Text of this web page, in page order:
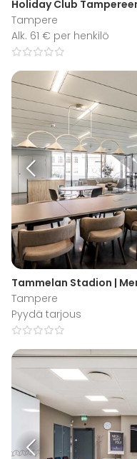
Holiday Club
Tampere
Alk. 61 € per henkilö
Tammelan Stadion |
Tampere
Pyydä tarjous